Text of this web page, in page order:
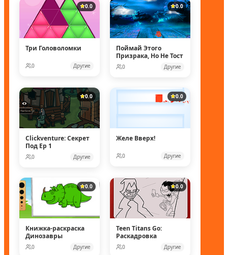
0.0
Три Головоломки
0 Другие
0.0
Поймай Этого
Призрака, Но Не Тост
0 Другие
0.0
Clickventure: Секрет
Под Ep 1
0 Другие
0.0
Желе Вверх!
0 Другие
0.0
Книжка-раскраска
Динозавры
0 Другие
0.0
Teen Titans Go:
Раскадровка
0 Другие